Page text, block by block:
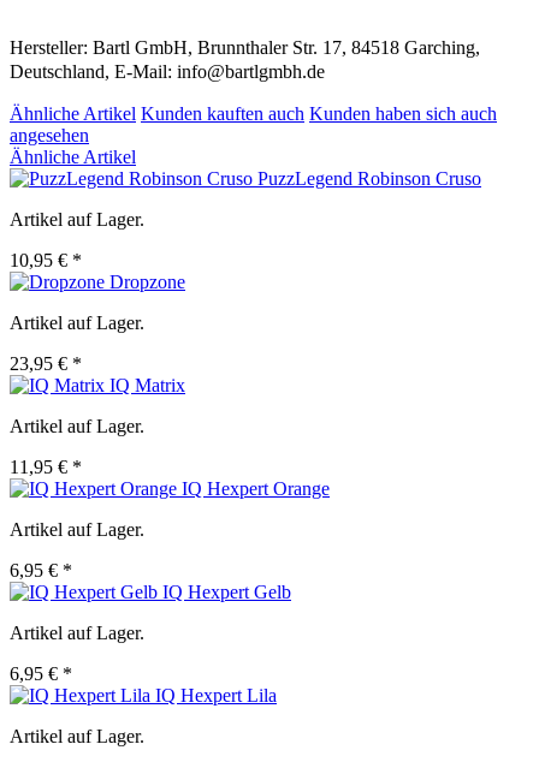
Hersteller: Bartl GmbH, Brunnthaler Str. 17, 84518 Garching,
Deutschland, E-Mail: info@bartlgmbh.de
Ähnliche Artikel Kunden kauften auch Kunden haben sich auch
angesehen
Ähnliche Artikel
PuzzLegend Robinson Cruso
Artikel auf Lager.
10,95 € *
Dropzone
Artikel auf Lager.
23,95 € *
IQ Matrix
Artikel auf Lager.
11,95 € *
IQ Hexpert Orange
Artikel auf Lager.
6,95 € *
IQ Hexpert Gelb
Artikel auf Lager.
6,95 € *
IQ Hexpert Lila
Artikel auf Lager.